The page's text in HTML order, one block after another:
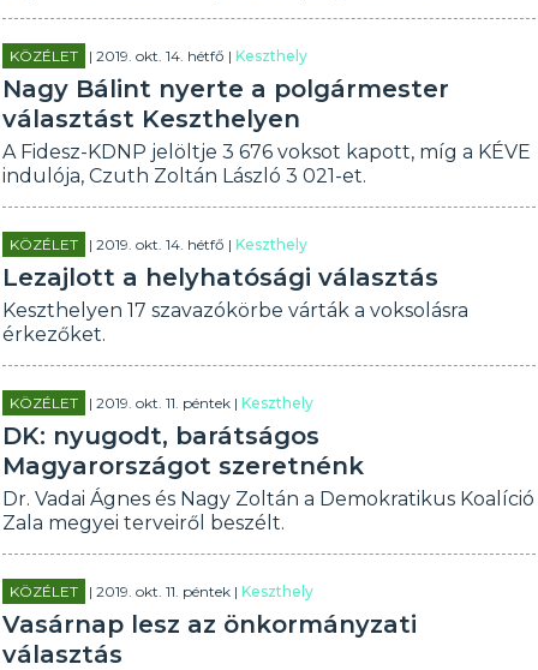
KÖZÉLET | 2019. okt. 14. hétfő |Keszthely
Nagy Bálint nyerte a polgármester
választást Keszthelyen
A Fidesz-KDNP jelöltje 3 676 voksot kapott, míg a KÉVE
indulója, Czuth Zoltán László 3 021-et.
KÖZÉLET | 2019. okt. 14. hétfő |Keszthely
Lezajlott a helyhatósági választás
Keszthelyen 17 szavazókörbe várták a voksolásra
érkezőket.
KÖZÉLET | 2019. okt. 11. péntek |Keszthely
DK: nyugodt, barátságos
Magyarországot szeretnénk
Dr. Vadai Ágnes és Nagy Zoltán a Demokratikus Koalíció
Zala megyei terveiről beszélt.
KÖZÉLET | 2019. okt. 11. péntek |Keszthely
Vasárnap lesz az önkormányzati
választás